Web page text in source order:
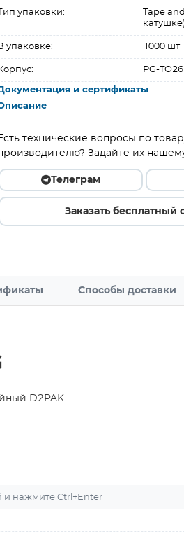
упаковки:
Tape
катушке)
упаковке: 1000 шт
PG-
и сертификаты
технические вопросы по
Задайте их
Телеграм
Заказать бесплатный
Способы доставки
D2PAK
и нажмите Ctrl+Enter